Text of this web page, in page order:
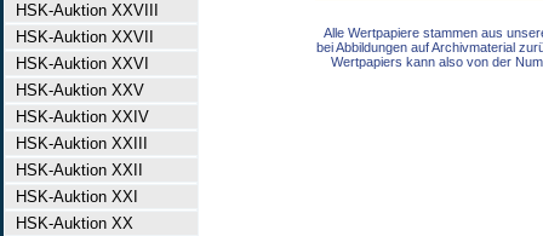
HSK-Auktion XXVIII
HSK-Auktion XXVII
HSK-Auktion XXVI
HSK-Auktion XXV
HSK-Auktion XXIV
HSK-Auktion XXIII
HSK-Auktion XXII
HSK-Auktion XXI
HSK-Auktion XX
Alle Wertpapiere stammen aus
bei Abbildungen auf Archivmaterial
Wertpapiers kann also von der